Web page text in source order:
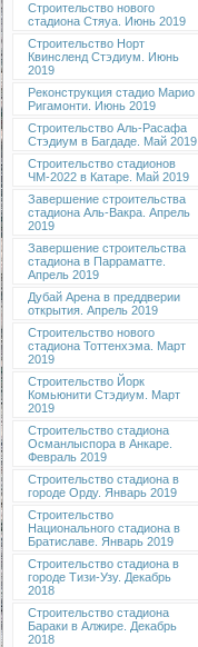
Строительство нового
стадиона Стяуа. Июнь 2019
Строительство Норт
Квинсленд Стэдиум. Июнь
2019
Реконструкция стадио Марио
Ригамонти. Июнь 2019
Строительство Аль-Расафа
Стэдиум в Багдаде. Май 2019
Строительство стадионов
ЧМ-2022 в Катаре. Май 2019
Завершение строительства
стадиона Аль-Вакра. Апрель
2019
Завершение строительства
стадиона в Парраматте.
Апрель 2019
Дубай Арена в преддверии
открытия. Апрель 2019
Строительство нового
стадиона Тоттенхэма. Март
2019
Строительство Йорк
Комьюнити Стэдиум. Март
2019
Строительство стадиона
Османлыспора в Анкаре.
Февраль 2019
Строительство стадиона в
городе Орду. Январь 2019
Строительство
Национального стадиона в
Братиславе. Январь 2019
Строительство стадиона в
городе Тизи-Узу. Декабрь
2018
Строительство стадиона
Бараки в Алжире. Декабрь
2018